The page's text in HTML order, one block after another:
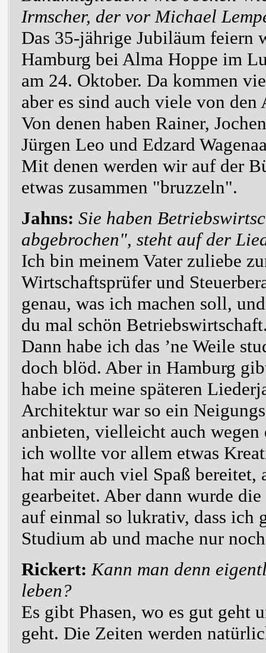
Irmscher, der vor Michael
Das 35-jährige Jubiläum feiern
Hamburg bei Alma Hoppe im
am 24. Oktober. Da kommen
aber es sind auch viele von den
Von denen haben Rainer,
Jürgen Leo und Edzard
Mit denen werden wir auf der
etwas zusammen "bruzzeln".
Jahns: Sie haben
abgebrochen", steht auf der
Ich bin meinem Vater zuliebe
Wirtschaftsprüfer und
genau, was ich machen soll,
du mal schön
Dann habe ich das ’ne Weile
doch blöd. Aber in Hamburg
habe ich meine späteren
Architektur war so ein
anbieten, vielleicht auch
ich wollte vor allem etwas
hat mir auch viel Spaß bereitet,
gearbeitet. Aber dann wurde
auf einmal so lukrativ, dass ich
Studium ab und mache nur
Rickert: Kann man denn
leben?
Es gibt Phasen, wo es gut geht
geht. Die Zeiten werden